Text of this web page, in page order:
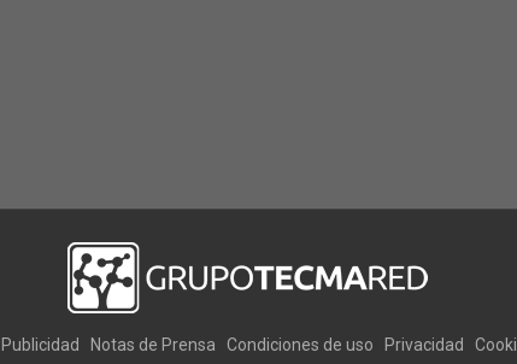
Publicidad Notas de Prensa Condiciones de uso Privacidad